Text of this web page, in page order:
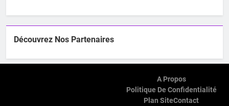
Découvrez Nos Partenaires
A Propos
Politique De Confidentialité
Plan SiteContact